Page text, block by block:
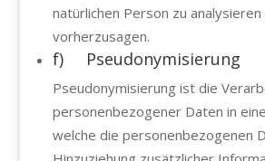
natürlichen Person zu
vorherzusagen.
f) Pseudonymisierung
Pseudonymisierung ist die
personenbezogener Daten in
welche die personenbezogenen